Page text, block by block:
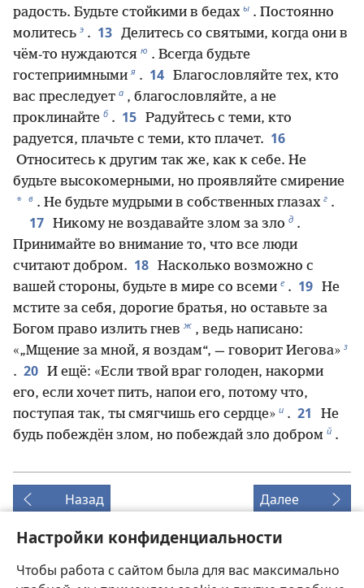
Настройки конфиденциальности
Чтобы работа с сайтом была для вас максимально
радость. Будьте стойкими в бедах ы . Постоянно
молитесь э . 13 Делитесь со святыми, когда они в
чём-то нуждаются ю . Всегда будьте
гостеприимными я . 14 Благословляйте тех, кто
вас преследует а , благословляйте, а не
проклинайте б . 15 Радуйтесь с теми, кто
радуется, плачьте с теми, кто плачет. 16
Относитесь к другим так же, как к себе. Не
будьте высокомерными, но проявляйте смирение
* в . Не будьте мудрыми в собственных глазах г .
17 Никому не воздавайте злом за зло д .
Принимайте во внимание то, что все люди
считают добром. 18 Насколько возможно с
вашей стороны, будьте в мире со всеми е . 19 Не
мстите за себя, дорогие братья, но оставьте за
Богом право излить гнев ж , ведь написано:
«„Мщение за мной, я воздам“, — говорит Иегова» з
. 20 И ещё: «Если твой враг голоден, накорми
его, если хочет пить, напои его, потому что,
поступая так, ты смягчишь его сердце» и . 21
Не
будь побеждён злом, но побеждай зло добром й .
Назад Далее
Копирайты этой публикации